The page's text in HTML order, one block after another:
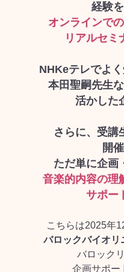
経験
オンラインで
リアルセミ
NHKeテレでよ
本田聖嗣先生
活かした
さらに、受講
開
ただ単に企画
音楽的内容の理
サポー
こちらは2025年
バロックバイオリ
バロック
企画サポー